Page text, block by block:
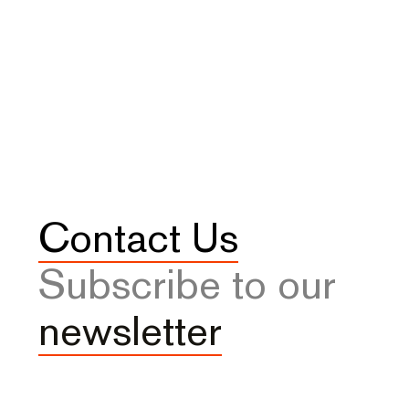
Contact Us
Subscribe to our
newsletter